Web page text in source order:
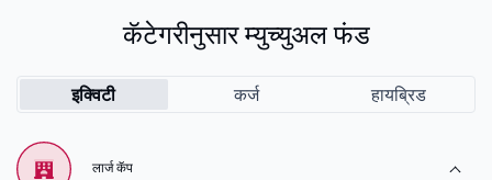
कॅटेगरीनुसार म्युच्युअल फंड
इक्विटी कर्ज हायब्रिड
लार्ज कॅप